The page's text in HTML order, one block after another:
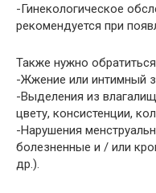
-Гинекологическое
рекомендуется при
Также нужно
-Жжение или интимный
-Выделения из
цвету, консистенции,
-Нарушения
болезненные и / или
др.).